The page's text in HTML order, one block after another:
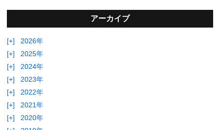
アーカイブ
[+]
2026年
[+]
2025年
[+]
2024年
[+]
2023年
[+]
2022年
[+]
2021年
[+]
2020年